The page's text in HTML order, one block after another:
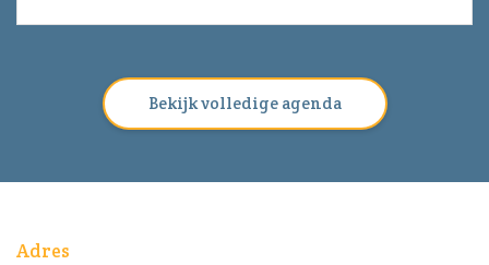
Bekijk volledige agenda
Adres